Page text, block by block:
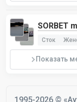
SORBET
Сток
Показать
1995-2026 ©